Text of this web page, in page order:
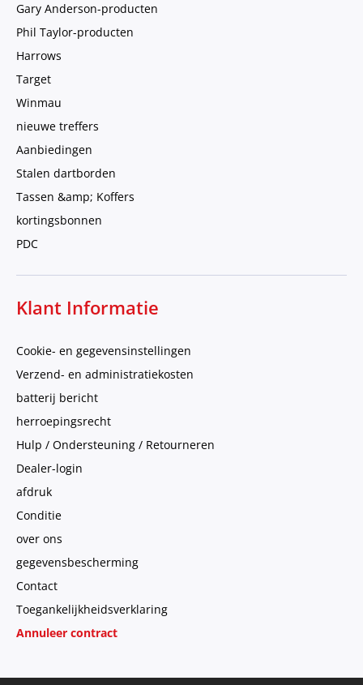
Gary Anderson-producten
Phil Taylor-producten
Harrows
Target
Winmau
nieuwe treffers
Aanbiedingen
Stalen dartborden
Tassen &amp; Koffers
kortingsbonnen
PDC
Klant Informatie
Cookie- en gegevensinstellingen
Verzend- en administratiekosten
batterij bericht
herroepingsrecht
Hulp / Ondersteuning / Retourneren
Dealer-login
afdruk
Conditie
over ons
gegevensbescherming
Contact
Toegankelijkheidsverklaring
Annuleer contract